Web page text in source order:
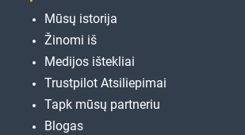
Mūsų istorija
Žinomi iš
Medijos ištekliai
Trustpilot Atsiliepimai
Tapk mūsų partneriu
Blogas